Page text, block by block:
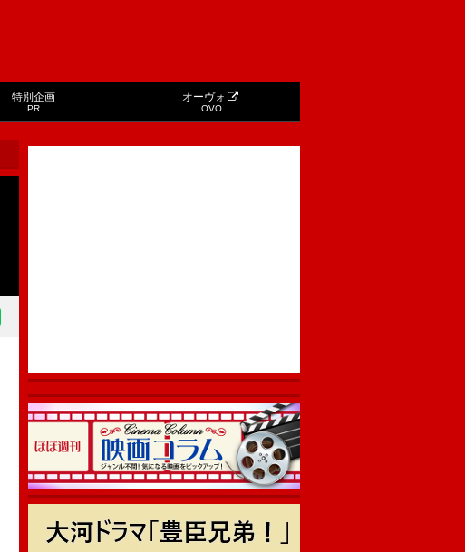
特別企画
PR
オーヴォ
OVO